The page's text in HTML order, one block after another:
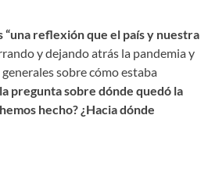
“una reflexión que el país y nuestra
y dejando atrás la pandemia y
sobre cómo estaba
pregunta sobre dónde quedó la
hecho? ¿Hacia dónde